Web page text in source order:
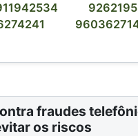
fraudes
os riscos